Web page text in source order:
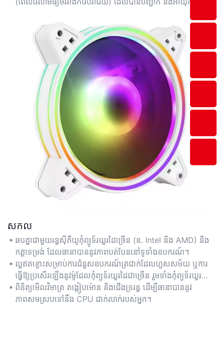
សកល
ឆបគ្នាជាមួយរន្ធស៊ីភីយូកុំព្យូទ័រយួរដៃច្រើន (ឧ. Intel និង AMD) និង
កត្តាទម្រង់ ដែលធានាបាននូវភាពបត់បែននៅទូទាំងឧបករណ៍។
ល្អឥតខ្ចោះសម្រាប់ការជំនួសឧបករណ៍ត្រជាក់ដែលហួសសម័យ ឬការ
ធ្វើឱ្យប្រសើរឡើងនូវម៉ូដែលកុំព្យូទ័រយួរដៃជាច្រើន រួមទាំងកុំព្យូទ័រយួរដៃ
ultrabook និងកុំព្យូទ័រយួរដៃលេងហ្គេម។
ពិនិត្យមើលវិមាត្រ តង្កៀបម៉ោន និងជើងទ្ររន្ធ ដើម្បីធានាបាននូវ
ភាពសមស្របទៅនឹង CPU ជាក់លាក់របស់អ្នក។